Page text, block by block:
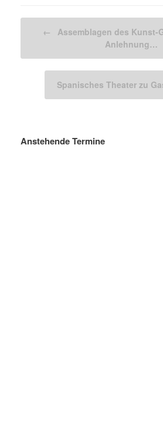
←
Assemblagen des Kunst-
Anlehnung…
Spanisches Theater zu
Anstehende Termine